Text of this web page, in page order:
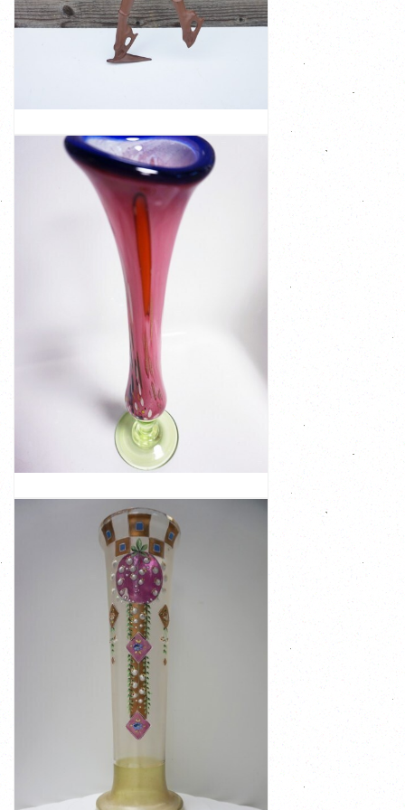
FLORA GOUDA HOLLAND WANDSCULPTUUR
VAN KUNSTSCHAATSSTER, 1960S
mooie matte satijnen bruine kleur In zeer mooie staat.
Lichte gebruikssporen aan de achterkant, zie foto's
Afmeting: 32.2cm H 15.5cm B 4cm D Dit beeldje ...
GLAZEN VAAS GESIGNEERD MARC BIOT
vaas, zogenaamde 'soliflore'vaas in glaspasta
gesigneerd Marc Biot.
Dit is een zogenaamde 'soliflore' vaas wat getekend:
enkele bloem. Deze vaas is namelijk zeer geschikt om
er een enkele mooie bloem in te plaatsen
Uniek Art glazen vaas. In de prachtige roze kleur met
€ 137,50
BEKIJK
beschilderd met emaille verf. Prachtige decoraties met
bloemen waaronder lelietjes van dalen op een deels
vergulde en roze achtergrond. Het glas van de vaas zelf
is mat met een licht groen iriserende onderkant. Zeer
€ 165,00
BEKIJK